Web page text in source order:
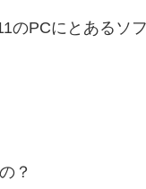
のPCにとあるソ
？